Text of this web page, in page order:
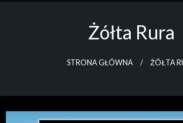
Żółta Rura
STRONA GŁÓWNA ŻÓŁTA